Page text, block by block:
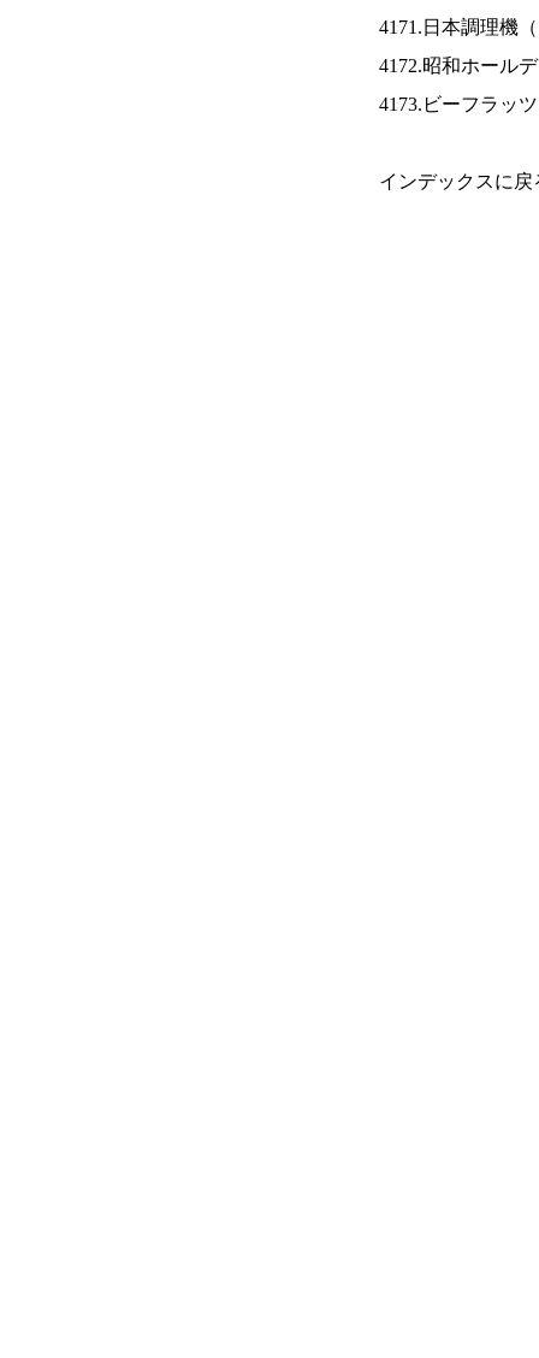
4171.日本調理機（
4172.昭和ホール
4173.ビーフラッ
インデックスに戻